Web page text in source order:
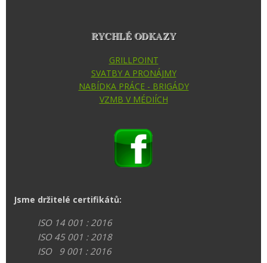
RYCHLÉ ODKAZY
GRILLPOINT
SVATBY A PRONÁJMY
NABÍDKA PRÁCE - BRIGÁDY
VZMB V MÉDIÍCH
Jsme držitelé certifikátů:
ISO 14 001 : 2016
ISO 45 001 : 2018
ISO 9 001 : 2016